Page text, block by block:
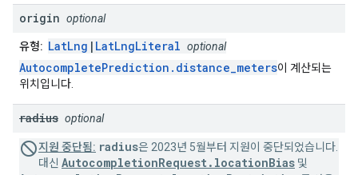
origin optional
유형: LatLng | LatLngLiteral optional
AutocompletePrediction.distance_meters이 계산되는
위치입니다.
radius optional
지원 중단됨: radius은 2023년 5월부터 지원이 중단되었습니다.
대신 AutocompletionRequest.locationBias 및